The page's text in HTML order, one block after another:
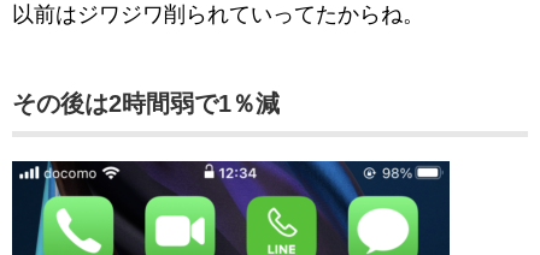
以前はジワジワ削られていってたからね。
その後は2時間弱で1％減